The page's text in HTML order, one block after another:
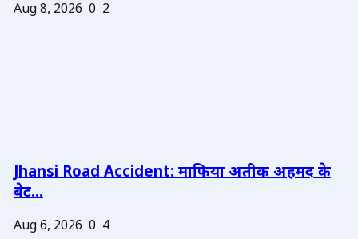
Aug 8, 2026 0 2
Jhansi Road Accident: माफिया अतीक अहमद के
बेट...
Aug 6, 2026 0 4